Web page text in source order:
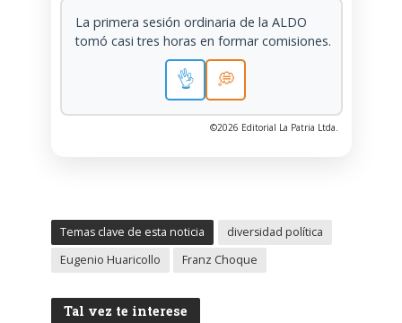
La primera sesión ordinaria de la ALDO
tomó casi tres horas en formar comisiones.
👌 💭
©2026 Editorial La Patria Ltda.
Temas clave de esta noticia
diversidad política
Eugenio Huaricollo
Franz Choque
Tal vez te interese